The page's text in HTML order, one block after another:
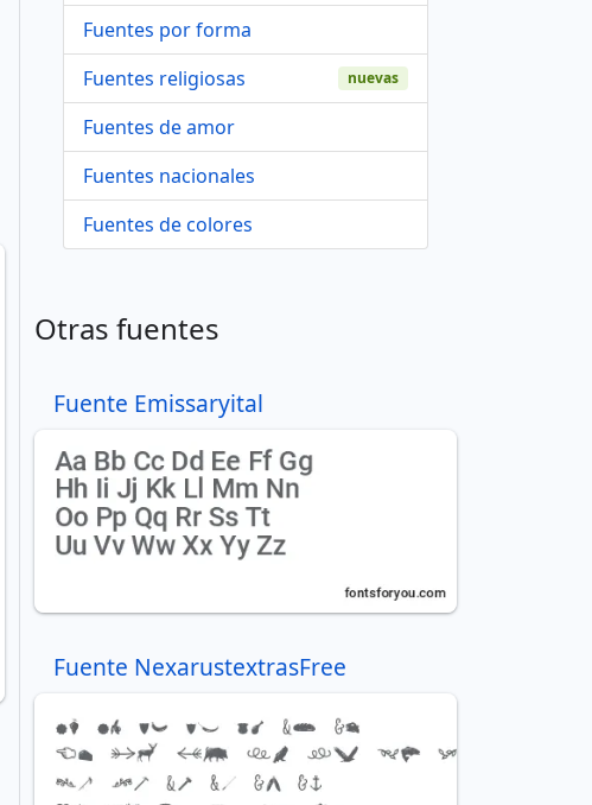
Fuentes por forma
Fuentes religiosas
nuevas
Fuentes de amor
Fuentes nacionales
Fuentes de colores
Otras fuentes
Fuente Emissaryital
Fuente NexarustextrasFree